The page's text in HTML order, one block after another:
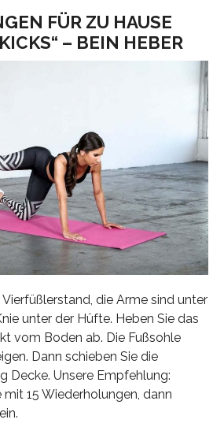
FÜR ZU HAUSE
– BEIN HEBER
die Arme sind unter
unter der Hüfte. Heben Sie das
vom Boden ab. Die Fußsohle
Dann schieben Sie die
Decke. Unsere Empfehlung:
mit 15 Wiederholungen, dann